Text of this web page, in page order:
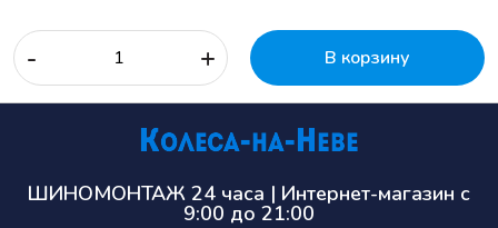
- + В корзину
ШИНОМОНТАЖ 24 часа | Интернет-магазин с
9:00 до 21:00